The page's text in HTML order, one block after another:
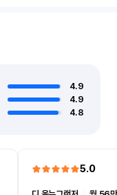
4.9
4.9
4.8
5.0